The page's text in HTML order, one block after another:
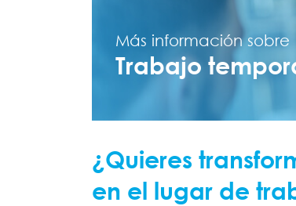
Más información sobre
Trabajo
¿Quieres
en el lugar de